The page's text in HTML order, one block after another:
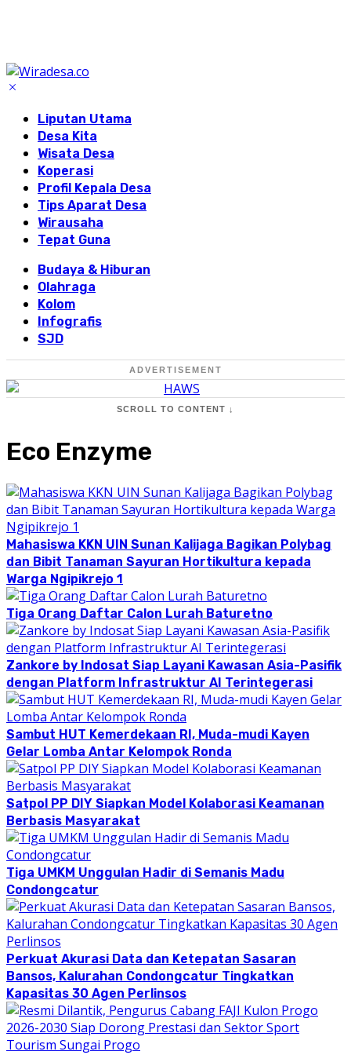
Liputan Utama
Desa Kita
Wisata Desa
Koperasi
Profil Kepala Desa
Tips Aparat Desa
Wirausaha
Tepat Guna
Budaya & Hiburan
Olahraga
Kolom
Infografis
SJD
ADVERTISEMENT
SCROLL TO CONTENT ↓
Eco Enzyme
Mahasiswa KKN UIN Sunan Kalijaga Bagikan Polybag
dan Bibit Tanaman Sayuran Hortikultura kepada
Warga Ngipikrejo 1
Tiga Orang Daftar Calon Lurah Baturetno
Zankore by Indosat Siap Layani Kawasan Asia-Pasifik
dengan Platform Infrastruktur AI Terintegerasi
Sambut HUT Kemerdekaan RI, Muda-mudi Kayen
Gelar Lomba Antar Kelompok Ronda
Satpol PP DIY Siapkan Model Kolaborasi Keamanan
Berbasis Masyarakat
Tiga UMKM Unggulan Hadir di Semanis Madu
Condongcatur
Perkuat Akurasi Data dan Ketepatan Sasaran
Bansos, Kalurahan Condongcatur Tingkatkan
Kapasitas 30 Agen Perlinsos